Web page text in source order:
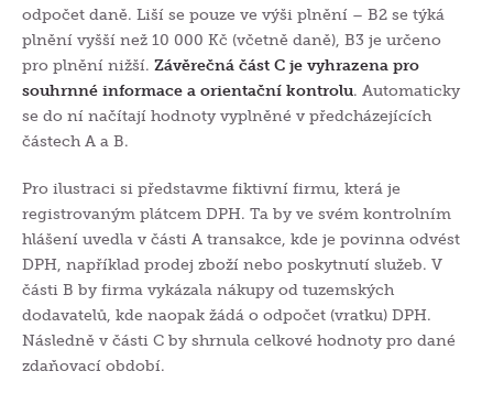
odpočet daně. Liší se pouze ve výši plnění – B2 se týká
plnění vyšší než 10 000 Kč (včetně daně), B3 je určeno
pro plnění nižší. Závěrečná část C je vyhrazena pro
souhrnné informace a orientační kontrolu. Automaticky
se do ní načítají hodnoty vyplněné v předcházejících
částech A a B.
Pro ilustraci si představme fiktivní firmu, která je
registrovaným plátcem DPH. Ta by ve svém kontrolním
hlášení uvedla v části A transakce, kde je povinna odvést
DPH, například prodej zboží nebo poskytnutí služeb. V
části B by firma vykázala nákupy od tuzemských
dodavatelů, kde naopak žádá o odpočet (vratku) DPH.
Následně v části C by shrnula celkové hodnoty pro dané
zdaňovací období.